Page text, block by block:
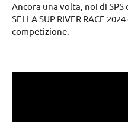
Ancora una volta, noi di
SELLA SUP RIVER RACE
competizione.